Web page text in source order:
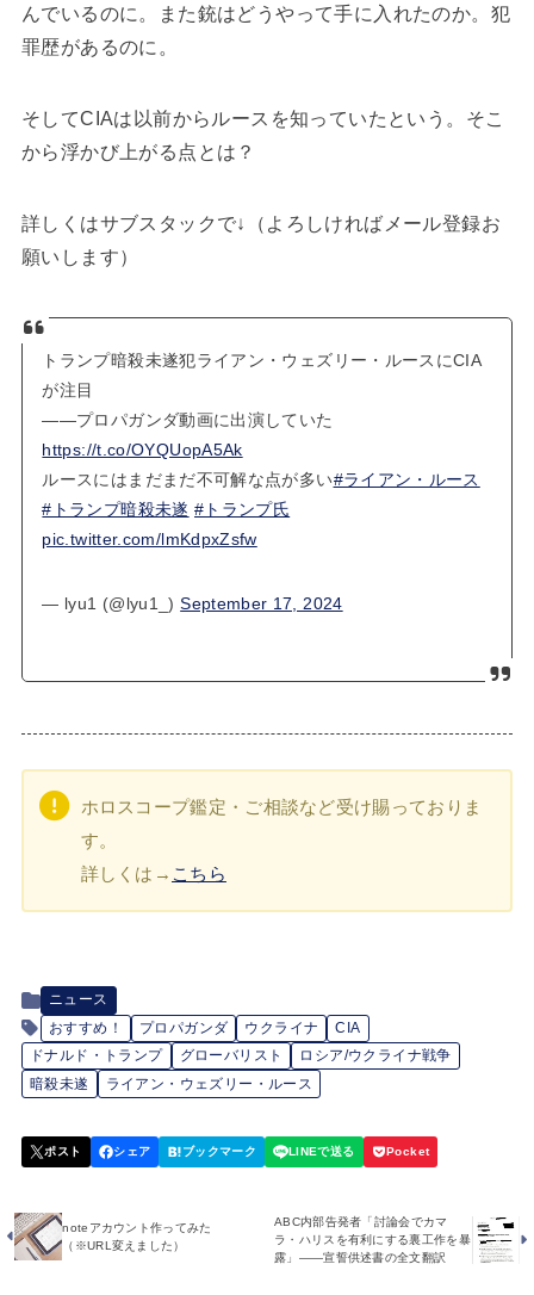
んでいるのに。また銃はどうやって手に入れたのか。犯
罪歴があるのに。
そしてCIAは以前からルースを知っていたという。そこ
から浮かび上がる点とは？
詳しくはサブスタックで↓（よろしければメール登録お
願いします）
トランプ暗殺未遂犯ライアン・ウェズリー・ルースにCIA
が注目
――プロパガンダ動画に出演していた
https://t.co/OYQUopA5Ak
ルースにはまだまだ不可解な点が多い#ライアン・ルース
#トランプ暗殺未遂 #トランプ氏
pic.twitter.com/lmKdpxZsfw
— lyu1 (@lyu1_)September 17, 2024
ホロスコープ鑑定・ご相談など受け賜っておりま
す。
詳しくは→ こちら
ニュース
おすすめ！
プロパガンダ ウクライナ
CIA
ドナルド・トランプ
グローバリスト
ロシア/ウクライナ戦争
暗殺未遂
ライアン・ウェズリー・ルース
noteアカウント作ってみた
（※URL変えました）
ABC内部告発者「討論会でカマ
ラ・ハリスを有利にする裏工作を暴
露」――宣誓供述書の全文翻訳